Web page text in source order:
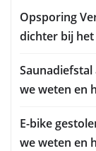
Opsporing
dichter bij
we weten en
E-bike
we weten en